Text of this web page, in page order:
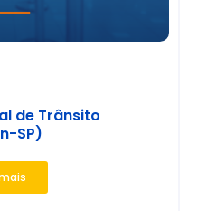
de Trânsito
SP)